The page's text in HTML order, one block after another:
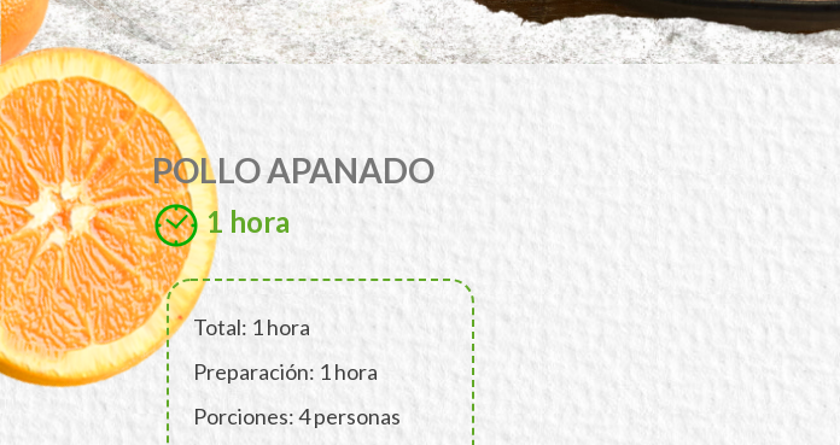
POLLO APANADO
1 hora
Total: 1 hora
Preparación: 1 hora
Porciones: 4 personas